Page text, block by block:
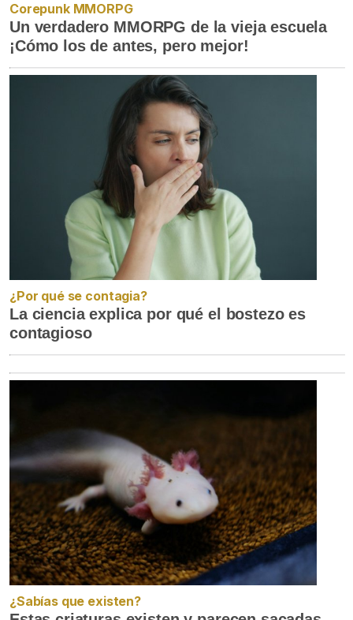
Corepunk MMORPG
Un verdadero MMORPG de la vieja escuela
¡Cómo los de antes, pero mejor!
¿Por qué se contagia?
La ciencia explica por qué el bostezo es
contagioso
¿Sabías que existen?